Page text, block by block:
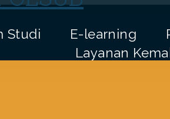
Studi E-learning
Layanan